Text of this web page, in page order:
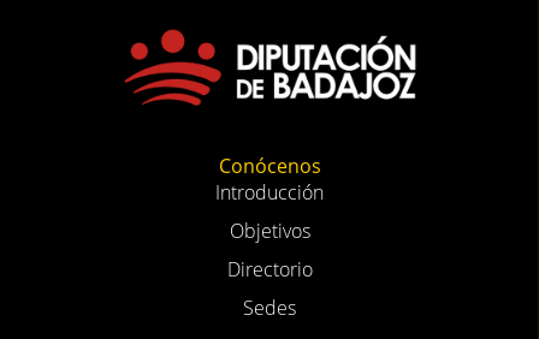
Conócenos
Introducción
Objetivos
Directorio
Sedes